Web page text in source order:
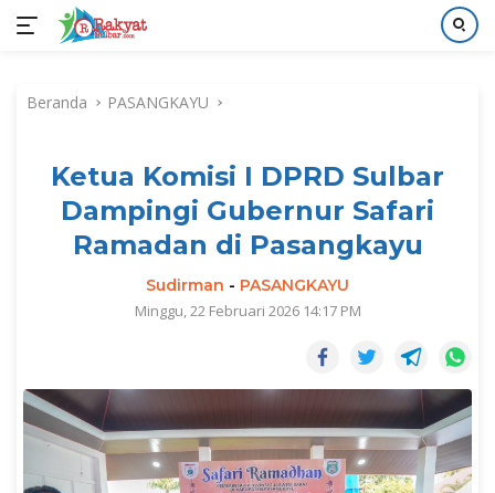
kontenBeranda PASANGKAYU
Ketua Komisi I DPRD Sulbar
Dampingi Gubernur Safari
Ramadan di Pasangkayu
Sudirman - PASANGKAYU
Minggu, 22 Februari 2026 14:17 PM